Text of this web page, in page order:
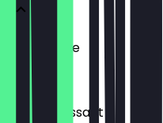
Ofenfrische
0,54 €
Buttercroissant